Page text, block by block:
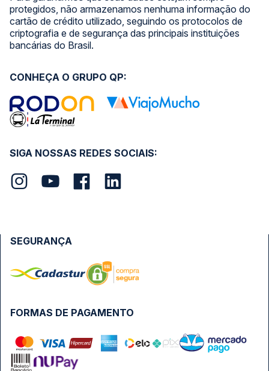
protegidos, não armazenamos nenhuma informação do
cartão de crédito utilizado, seguindo os protocolos de
criptografia e de segurança das principais instituições
bancárias do Brasil.
SIGA NOSSAS REDES SOCIAIS:
CONHEÇA O GRUPO QP:
FORMAS DE PAGAMENTO
SEGURANÇA